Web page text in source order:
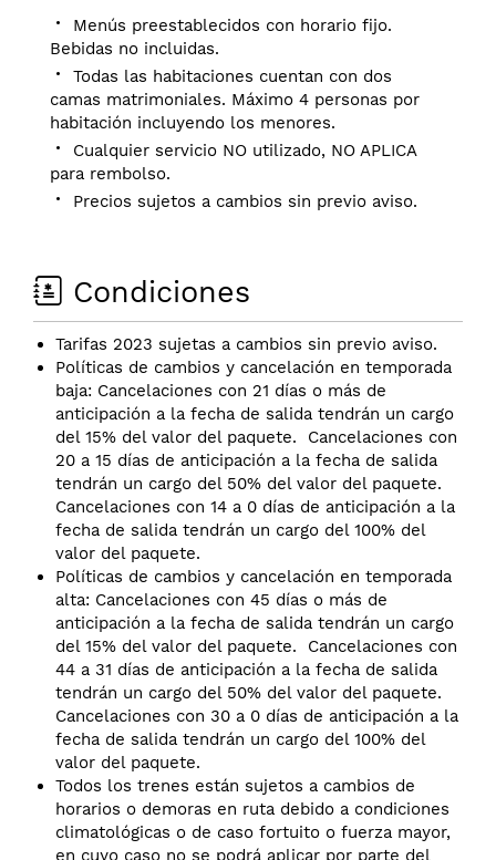
Menús preestablecidos con horario fijo.
Bebidas no incluidas.
Todas las habitaciones cuentan con dos
camas matrimoniales. Máximo 4 personas por
habitación incluyendo los menores.
Cualquier servicio NO utilizado, NO APLICA
para rembolso.
Precios sujetos a cambios sin previo aviso.
Condiciones
Tarifas 2023 sujetas a cambios sin previo aviso.
Políticas de cambios y cancelación en temporada
baja: Cancelaciones con 21 días o más de
anticipación a la fecha de salida tendrán un cargo
del 15% del valor del paquete. Cancelaciones con
20 a 15 días de anticipación a la fecha de salida
tendrán un cargo del 50% del valor del paquete.
Cancelaciones con 14 a 0 días de anticipación a la
fecha de salida tendrán un cargo del 100% del
valor del paquete.
Políticas de cambios y cancelación en temporada
alta: Cancelaciones con 45 días o más de
anticipación a la fecha de salida tendrán un cargo
del 15% del valor del paquete. Cancelaciones con
44 a 31 días de anticipación a la fecha de salida
tendrán un cargo del 50% del valor del paquete.
Cancelaciones con 30 a 0 días de anticipación a la
fecha de salida tendrán un cargo del 100% del
valor del paquete.
Todos los trenes están sujetos a cambios de
horarios o demoras en ruta debido a condiciones
climatológicas o de caso fortuito o fuerza mayor,
en cuyo caso no se podrá aplicar por parte del